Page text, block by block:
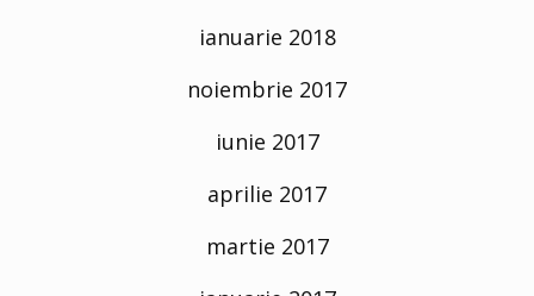
ianuarie 2018
noiembrie 2017
iunie 2017
aprilie 2017
martie 2017